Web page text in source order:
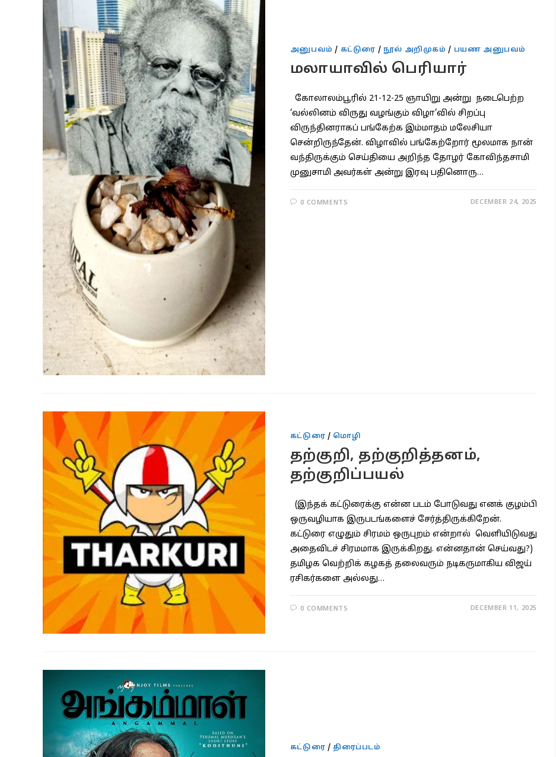
அனுபவம் / கட்டுரை / நூல் அறிமுகம் / பயண அனுபவம்
மலாயாவில் பெரியார்
கோலாலம்பூரில் 21-12-25 ஞாயிறு அன்று நடைபெற்ற
‘வல்லினம் விருது வழங்கும் விழா’வில் சிறப்பு
விருந்தினராகப் பங்கேற்க இம்மாதம் மலேசியா
சென்றிருந்தேன். விழாவில் பங்கேற்றோர் மூலமாக நான்
வந்திருக்கும் செய்தியை அறிந்த தோழர் கோவிந்தசாமி
முனுசாமி அவர்கள் அன்று இரவு பதினொரு…
0 COMMENTS DECEMBER 24, 2025
கட்டுரை / மொழி
தற்குறி, தற்குறித்தனம்,
தற்குறிப்பயல்
(இந்தக் கட்டுரைக்கு என்ன படம் போடுவது எனக் குழம்பி
ஒருவழியாக இருபடங்களைச் சேர்த்திருக்கிறேன்.
கட்டுரை எழுதும் சிரமம் ஒருபுறம் என்றால் வெளியிடுவது
அதைவிடச் சிரமமாக இருக்கிறது. என்னதான் செய்வது?)
தமிழக வெற்றிக் கழகத் தலைவரும் நடிகருமாகிய விஜய்
ரசிகர்களை அல்லது…
0 COMMENTS DECEMBER 11, 2025
கட்டுரை / திரைப்படம்